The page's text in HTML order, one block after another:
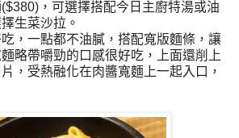
，可選擇搭配今日主廚特湯或油
生菜沙拉。
，一點都不油膩，搭配寬版麵條，讓
略帶嚼勁的口感很好吃，上面還削上
，受熱融化在肉醬寬麵上一起入口，